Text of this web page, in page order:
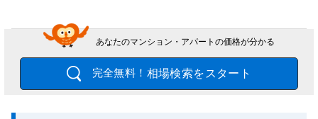
あなたのマンション・アパートの価格が分かる
完全無料！ 相場検索をスタート